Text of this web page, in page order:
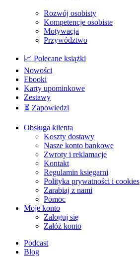
Rozwój osobisty
Kompetencje osobiste
Motywacja
Przywództwo
📈 Polecane książki
Nowości
Ebooki
Karty upominkowe
Zestawy
⏳ Zapowiedzi
Obsługa klienta
Koszty dostawy
Nasze konto bankowe
Zwroty i reklamacje
Kontakt
Regulamin księgarni
Polityka prywatności i cookies
Zarabiaj z nami
Pomoc
Moje konto
Zaloguj się
Załóż konto
Podcast
Blog